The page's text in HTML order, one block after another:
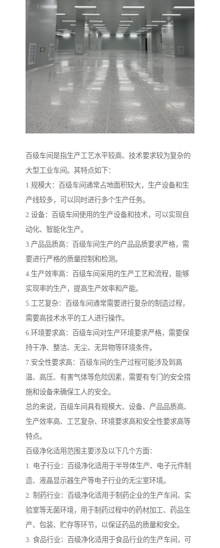
百级车间是指生产工艺水平较高、技术要求较为复杂的
大型工业车间。其特点如下：
1.规模大：百级车间通常占地面积较大，生产设备和生
产线较多，可以同时进行多个生产任务。
2.设备：百级车间使用的生产设备和技术，可以实现自
动化、智能化生产。
3.产品品质高：百级车间生产的产品品质要求严格，需
要进行严格的质量控制和检测。
4.生产效率高：百级车间采用的生产工艺和流程，能够
实现率的生产，提高生产效率和产能。
5.工艺复杂：百级车间通常需要进行复杂的制造过程，
需要高技术水平的工人进行操作。
6.环境要求高：百级车间对生产环境要求严格，需要保
持干净、整洁、无尘、无异物等环境条件。
7.安全性要求高：百级车间的生产过程可能涉及到高
温、高压、有害气体等危险因素，需要有专门的安全措
施和设备来确保工人的安全。
总的来说，百级车间具有规模大、设备、产品品质高、
生产效率高、工艺复杂、环境要求高和安全性要求高等
特点。
百级净化适用范围主要涉及以下几个方面：
1. 电子行业：百级净化适用于半导体生产、电子元件制
造、液晶显示器生产等电子行业的无尘室环境。
2. 制药行业：百级净化适用于制药企业的生产车间、实
验室等无菌环境，用于制药过程中的药材加工、药品生
产、包装、贮存等环节，以保证药品的质量和安全。
3. 食品行业：百级净化适用于食品行业的生产车间，可